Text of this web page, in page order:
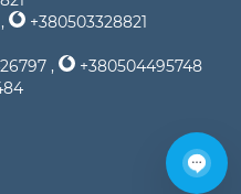
,
+380503328821
,
+380504495748